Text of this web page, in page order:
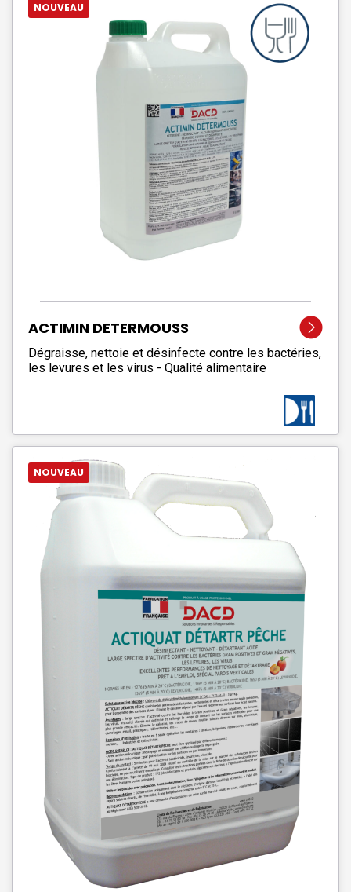
NOUVEAU
ACTIMIN DETERMOUSS
Dégraisse, nettoie et désinfecte contre les bactéries,
les levures et les virus - Qualité alimentaire
NOUVEAU